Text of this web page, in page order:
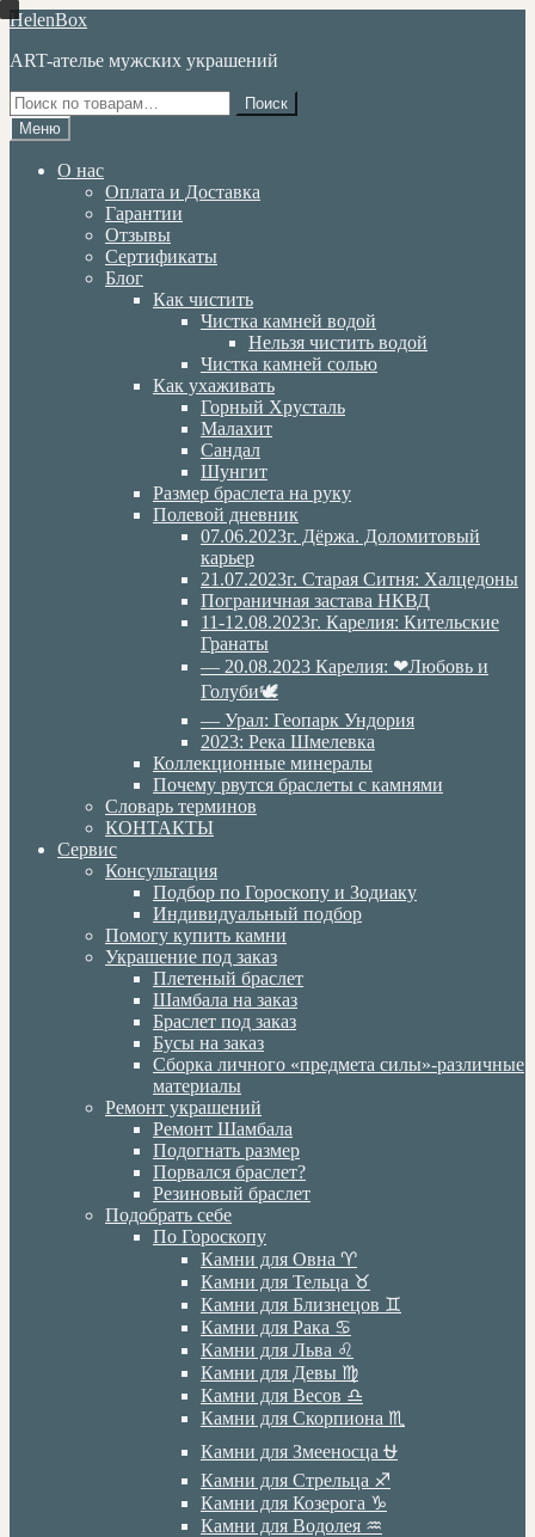
Перейти
навигации
Перейти
содержимому
HelenBox
ART-ателье мужских украшений
Искать:
Поиск
Меню
О нас
Оплата и Доставка
Гарантии
Отзывы
Сертификаты
Блог
Как чистить
Чистка камней водой
Нельзя чистить водой
Чистка камней солью
Как ухаживать
Горный Хрусталь
Малахит
Сандал
Шунгит
Размер браслета на руку
Полевой дневник
07.06.2023г. Дёржа. Доломитовый
карьер
21.07.2023г. Старая Ситня: Халцедоны
Пограничная застава НКВД
11-12.08.2023г. Карелия: Кительские
Гранаты
— 20.08.2023 Карелия: ❤Любовь и
Голуби🕊
— Урал: Геопарк Ундория
2023: Река Шмелевка
Коллекционные минералы
Почему рвутся браслеты с камнями
Словарь терминов
КОНТАКТЫ
Сервис
Консультация
Подбор по Гороскопу и Зодиаку
Индивидуальный подбор
Помогу купить камни
Украшение под заказ
Плетеный браслет
Шамбала на заказ
Браслет под заказ
Бусы на заказ
Сборка личного «предмета силы»-различные
материалы
Ремонт украшений
Ремонт Шамбала
Подогнать размер
Порвался браслет?
Резиновый браслет
Подобрать себе
По Гороскопу
Камни для Овна ♈️
Камни для Тельца ♉️
Камни для Близнецов ♊️
Камни для Рака ♋️
Камни для Льва ♌️
Камни для Девы ♍️
Камни для Весов ♎️
Камни для Скорпиона ♏️
Камни для Змееносца ⛎
Камни для Стрельца ♐️
Камни для Козерога ♑️
Камни для Водолея ♒️